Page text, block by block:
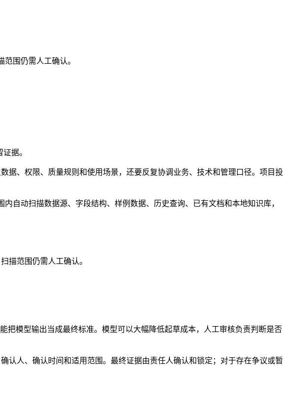
围仍需人工确认。
据。
据、权限、质量规则和使用场景，还要反复协调业务、技术和管理口径。项目投
自动扫描数据源、字段结构、样例数据、历史查询、已有文档和本地知识库，
描范围仍需人工确认。
把模型输出当成最终标准。模型可以大幅降低起草成本，人工审核负责判断是否
认人、确认时间和适用范围。最终证据由责任人确认和锁定；对于存在争议或暂